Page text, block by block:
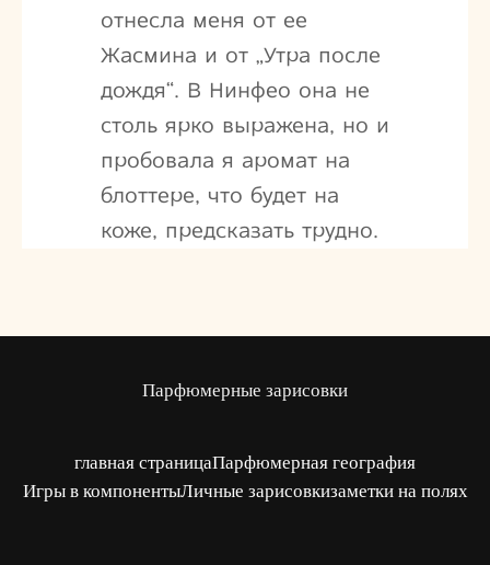
отнесла меня от ее
Жасмина и от „Утра после
дождя“. В Нинфео она не
столь ярко выражена, но и
пробовала я аромат на
блоттере, что будет на
коже, предсказать трудно.
Парфюмерные зарисовки
главная страницаПарфюмерная география
Игры в компонентыЛичные зарисовкизаметки на полях